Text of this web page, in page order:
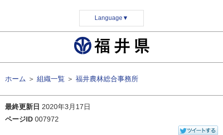
Language ▼
ホーム ＞ 組織一覧 ＞ 福井農林総合事務所
最終更新日 2020年3月17日
ページID 007972